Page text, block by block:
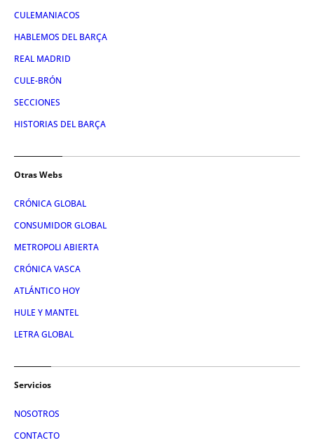
CULEMANIACOS
HABLEMOS DEL BARÇA
REAL MADRID
CULE-BRÓN
SECCIONES
HISTORIAS DEL BARÇA
Otras Webs
CRÓNICA GLOBAL
CONSUMIDOR GLOBAL
METROPOLI ABIERTA
CRÓNICA VASCA
ATLÁNTICO HOY
HULE Y MANTEL
LETRA GLOBAL
Servicios
NOSOTROS
CONTACTO